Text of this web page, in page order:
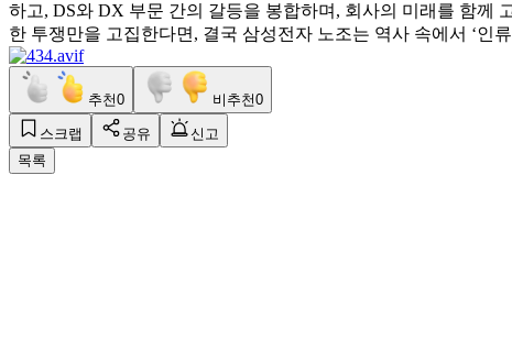
하고, DS와 DX 부문 간의 갈등을 봉합하며, 회사의 미래를 함께
한 투쟁만을 고집한다면, 결국 삼성전자 노조는 역사 속에서 ‘인
추천0 비추천0
스크랩 공유
신고
목록